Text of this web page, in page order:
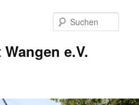
e.V.